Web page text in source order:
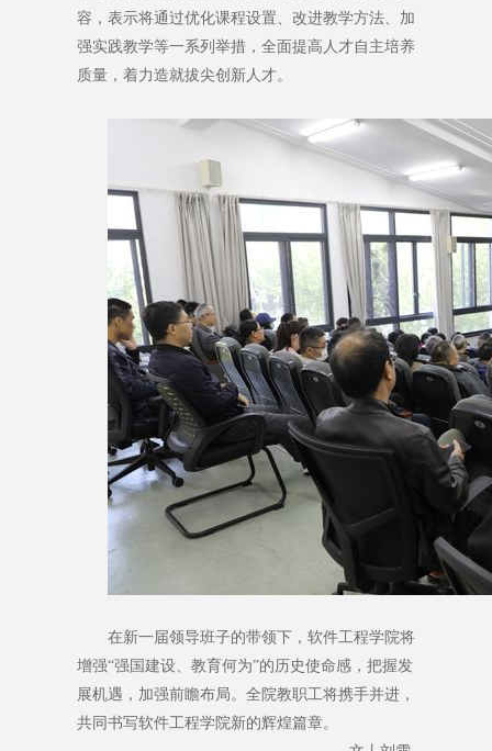
容，表示将通过优化课程设置、改进教学方法、加
强实践教学等一系列举措，全面提高人才自主培养
质量，着力造就拔尖创新人才。
在新一届领导班子的带领下，软件工程学院将
增强“强国建设、教育何为”的历史使命感，把握发
展机遇，加强前瞻布局。全院教职工将携手并进，
共同书写软件工程学院新的辉煌篇章。